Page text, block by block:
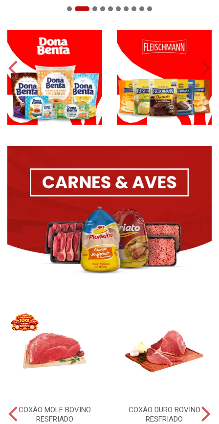
COXÃO MOLE BOVINO
RESFRIADO
COXÃO DURO BOVINO
RESFRIADO